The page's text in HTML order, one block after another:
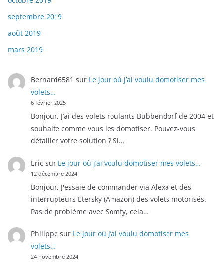
septembre 2019
août 2019
mars 2019
Bernard6581 sur Le jour où j’ai voulu domotiser mes
volets…
6 février 2025
Bonjour, J’ai des volets roulants Bubbendorf de 2004 et
souhaite comme vous les domotiser. Pouvez-vous
détailler votre solution ? Si…
Eric sur Le jour où j’ai voulu domotiser mes volets…
12 décembre 2024
Bonjour, J'essaie de commander via Alexa et des
interrupteurs Etersky (Amazon) des volets motorisés.
Pas de problème avec Somfy, cela…
Philippe sur Le jour où j’ai voulu domotiser mes
volets…
24 novembre 2024